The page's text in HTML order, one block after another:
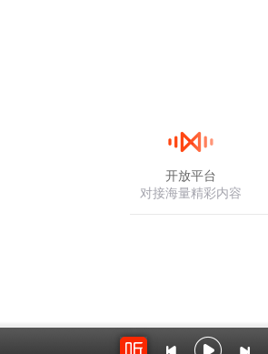
开放平台
对接海量精彩内容